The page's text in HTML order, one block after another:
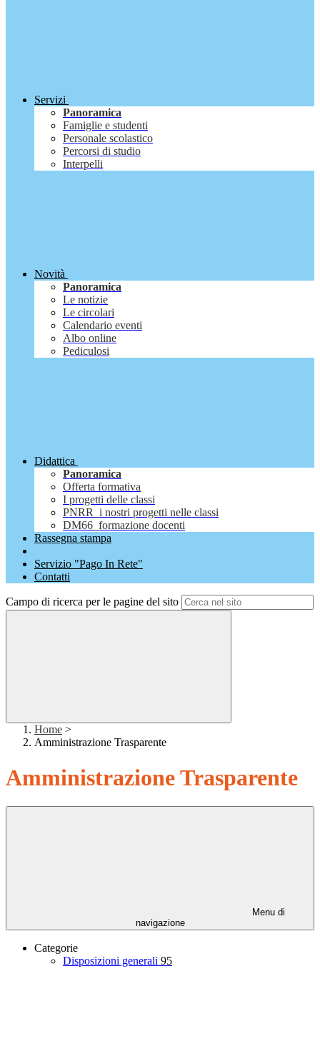
Servizi
Panoramica
Famiglie e studenti
Personale scolastico
Percorsi di studio
Interpelli
Novità
Panoramica
Le notizie
Le circolari
Calendario eventi
Albo online
Pediculosi
Didattica
Panoramica
Offerta formativa
I progetti delle classi
PNRR_i nostri progetti nelle classi
DM66_formazione docenti
Rassegna stampa
Servizio "Pago In Rete"
Contatti
Campo di ricerca per le pagine del sito
Home >
Amministrazione Trasparente
Amministrazione Trasparente
Menu di
navigazione
Categorie
Disposizioni generali 95